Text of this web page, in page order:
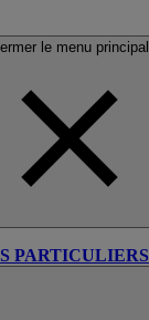
le menu principal
PARTICULIERS